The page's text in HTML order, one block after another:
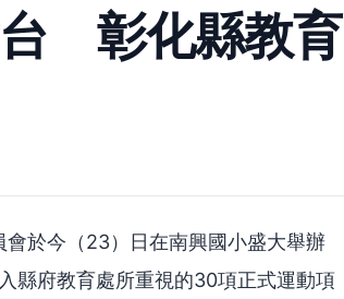
台 彰化縣教育
會於今（23）日在南興國小盛大舉辦
縣府教育處所重視的30項正式運動項